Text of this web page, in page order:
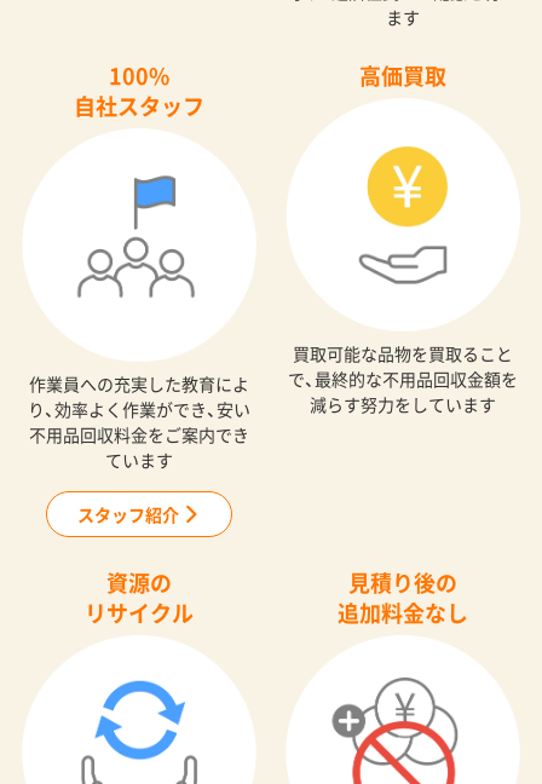
ます
100%
自社スタッフ
作業員への充実した教育によ
り、効率よく作業ができ、安い
不用品回収料金をご案内でき
ています
スタッフ紹介
高価買取
買取可能な品物を買取ること
で、最終的な不用品回収金額を
減らす努力をしています
資源の
リサイクル
見積り後の
追加料金なし